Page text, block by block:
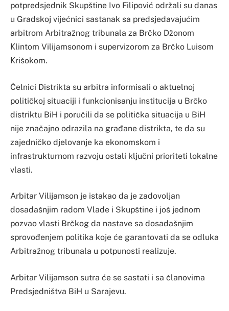
potpredsjednik Skupštine Ivo Filipović održali su danas
u Gradskoj vijećnici sastanak sa predsjedavajućim
arbitrom Arbitražnog tribunala za Brčko Džonom
Кlintom Vilijamsonom i supervizorom za Brčko Luisom
Кrišokom.
Čelnici Distrikta su arbitra informisali o aktuelnoj
političkoj situaciji i funkcionisanju institucija u Brčko
distriktu BiH i poručili da se politička situacija u BiH
nije značajno odrazila na građane distrikta, te da su
zajedničko djelovanje ka ekonomskom i
infrastrukturnom razvoju ostali ključni prioriteti lokalne
vlasti.
Arbitar Vilijamson je istakao da je zadovoljan
dosadašnjim radom Vlade i Skupštine i još jednom
pozvao vlasti Brčkog da nastave sa dosadašnjim
sprovođenjem politika koje će garantovati da se odluka
Arbitražnog tribunala u potpunosti realizuje.
Arbitar Vilijamson sutra će se sastati i sa članovima
Predsjedništva BiH u Sarajevu.